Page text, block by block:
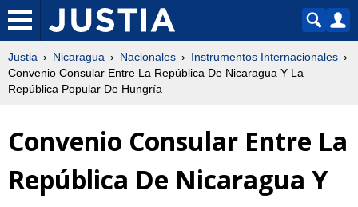
Justia Nicaragua Nacionales
Instrumentos Internacionales
Convenio Consular Entre La República De Nicaragua Y La
República Popular De Hungría
Convenio Consular Entre La
República De Nicaragua Y